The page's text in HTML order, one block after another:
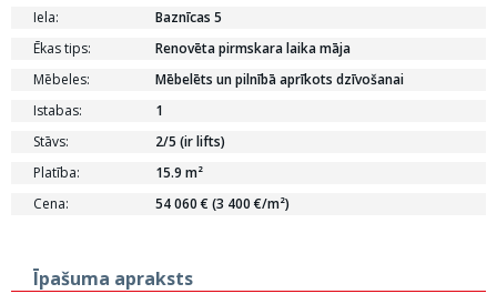
Iela:
Baznīcas 5
Ēkas tips:
Renovēta pirmskara laika māja
Mēbeles:
Mēbelēts un pilnībā aprīkots dzīvošanai
Istabas:
1
Stāvs:
2/5 (ir lifts)
Platība:
15.9 m²
Cena:
54 060 € (3 400 €/m²)
Īpašuma apraksts